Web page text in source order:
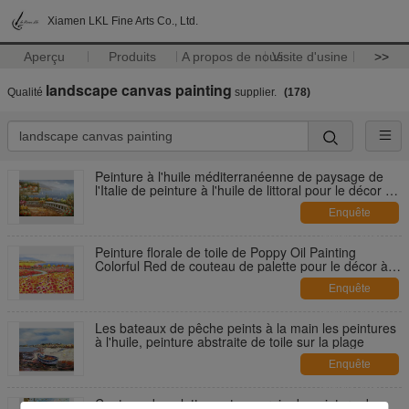
Xiamen LKL Fine Arts Co., Ltd.
Aperçu Produits A propos de nousVisite d'usine >>
Qualité landscape canvas painting supplier. (178)
Peinture à l'huile méditerranéenne de paysage de
l'Italie de peinture à l'huile de littoral pour le décor de
Enquête
Peinture florale de toile de Poppy Oil Painting
Colorful Red de couteau de palette pour le décor à la
Enquête
Les bateaux de pêche peints à la main les peintures
à l'huile, peinture abstraite de toile sur la plage
Enquête
Couteau de palette contemporain de peinture de